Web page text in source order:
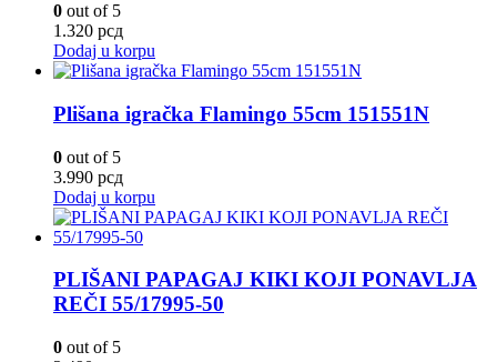
0 out of 5
1.320 рсд
Dodaj u korpu
Plišana igračka Flamingo 55cm 151551N
0 out of 5
3.990 рсд
Dodaj u korpu
PLIŠANI PAPAGAJ KIKI KOJI PONAVLJA
REČI 55/17995-50
0 out of 5